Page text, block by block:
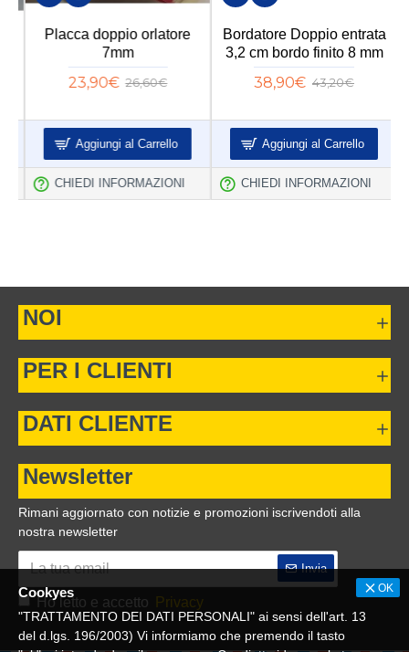
Placca doppio orlatore
7mm
23,90€ 26,60€
Aggiungi al Carrello
CHIEDI INFORMAZIONI
Bordatore Doppio entrata
3,2 cm bordo finito 8 mm
38,90€ 43,20€
Aggiungi al Carrello
CHIEDI INFORMAZIONI
NOI
PER I CLIENTI
DATI CLIENTE
Newsletter
Rimani aggiornato con notizie e promozioni iscrivendoti alla
nostra newsletter
Invia
Ho letto e accetto Privacy
OK
Cookyes
"TRATTAMENTO DEI DATI PERSONALI" ai sensi dell'art. 13
del d.lgs. 196/2003) Vi informiamo che premendo il tasto